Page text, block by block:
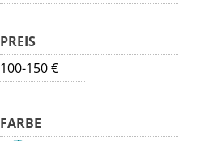
PREIS
100-150 €
FARBE